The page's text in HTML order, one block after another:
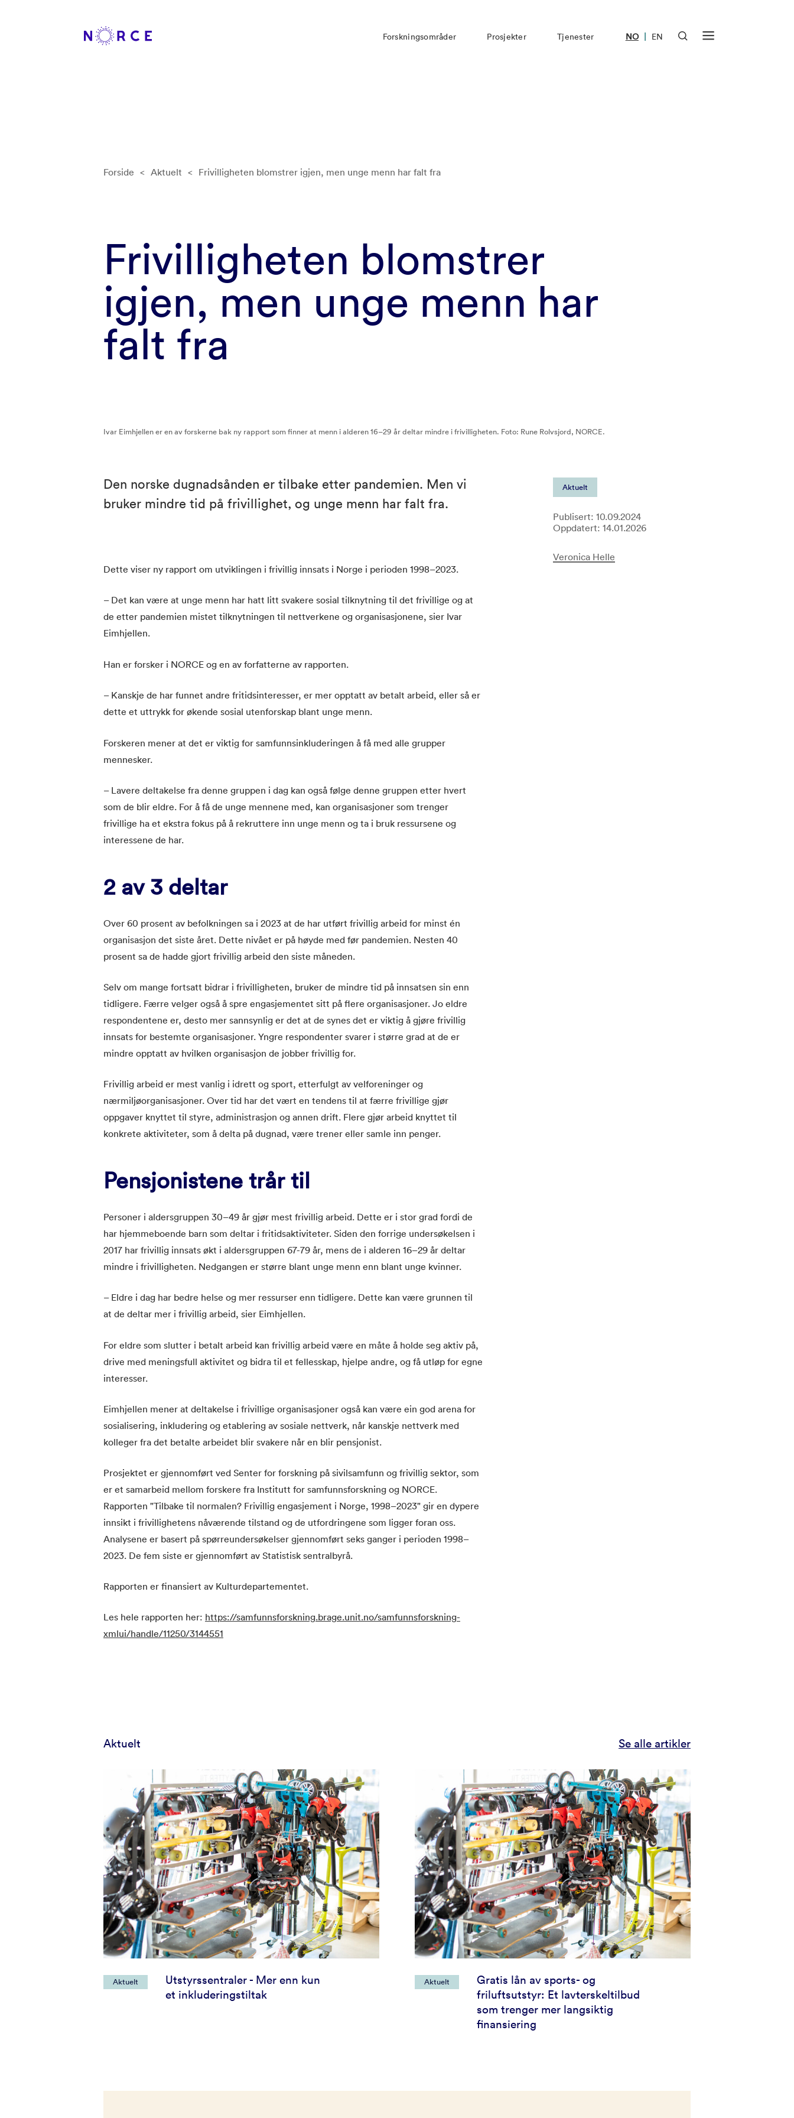
Forskningsområder Prosjekter Tjenester NO | EN
Forside < Aktuelt < Frivilligheten blomstrer igjen, men unge menn har falt fra
Frivilligheten blomstrer
igjen, men unge menn har
falt fra
Ivar Eimhjellen er en av forskerne bak ny rapport som finner at menn i alderen 16–29 år deltar mindre i frivilligheten. Foto: Rune Rolvsjord, NORCE.
Aktuelt
Publisert: 10.09.2024
Oppdatert: 14.01.2026
Veronica Helle
Den norske dugnadsånden er tilbake etter pandemien. Men vi
bruker mindre tid på frivillighet, og unge menn har falt fra.
Dette viser ny rapport om utviklingen i frivillig innsats i Norge i perioden 1998–2023.
– Det kan være at unge menn har hatt litt svakere sosial tilknytning til det frivillige og at
de etter pandemien mistet tilknytningen til nettverkene og organisasjonene, sier Ivar
Eimhjellen.
Han er forsker i NORCE og en av forfatterne av rapporten.
– Kanskje de har funnet andre fritidsinteresser, er mer opptatt av betalt arbeid, eller så er
dette et uttrykk for økende sosial utenforskap blant unge menn.
Forskeren mener at det er viktig for samfunnsinkluderingen å få med alle grupper
mennesker.
– Lavere deltakelse fra denne gruppen i dag kan også følge denne gruppen etter hvert
som de blir eldre. For å få de unge mennene med, kan organisasjoner som trenger
frivillige ha et ekstra fokus på å rekruttere inn unge menn og ta i bruk ressursene og
interessene de har.
2 av 3 deltar
Over 60 prosent av befolkningen sa i 2023 at de har utført frivillig arbeid for minst én
organisasjon det siste året. Dette nivået er på høyde med før pandemien. Nesten 40
prosent sa de hadde gjort frivillig arbeid den siste måneden.
Selv om mange fortsatt bidrar i frivilligheten, bruker de mindre tid på innsatsen sin enn
tidligere. Færre velger også å spre engasjementet sitt på flere organisasjoner. Jo eldre
respondentene er, desto mer sannsynlig er det at de synes det er viktig å gjøre frivillig
innsats for bestemte organisasjoner. Yngre respondenter svarer i større grad at de er
mindre opptatt av hvilken organisasjon de jobber frivillig for.
Frivillig arbeid er mest vanlig i idrett og sport, etterfulgt av velforeninger og
nærmiljøorganisasjoner. Over tid har det vært en tendens til at færre frivillige gjør
oppgaver knyttet til styre, administrasjon og annen drift. Flere gjør arbeid knyttet til
konkrete aktiviteter, som å delta på dugnad, være trener eller samle inn penger.
Pensjonistene trår til
Personer i aldersgruppen 30–49 år gjør mest frivillig arbeid. Dette er i stor grad fordi de
har hjemmeboende barn som deltar i fritidsaktiviteter. Siden den forrige undersøkelsen i
2017 har frivillig innsats økt i aldersgruppen 67-79 år, mens de i alderen 16–29 år deltar
mindre i frivilligheten. Nedgangen er større blant unge menn enn blant unge kvinner.
– Eldre i dag har bedre helse og mer ressurser enn tidligere. Dette kan være grunnen til
at de deltar mer i frivillig arbeid, sier Eimhjellen.
For eldre som slutter i betalt arbeid kan frivillig arbeid være en måte å holde seg aktiv på,
drive med meningsfull aktivitet og bidra til et fellesskap, hjelpe andre, og få utløp for egne
interesser.
Eimhjellen mener at deltakelse i frivillige organisasjoner også kan være ein god arena for
sosialisering, inkludering og etablering av sosiale nettverk, når kanskje nettverk med
kolleger fra det betalte arbeidet blir svakere når en blir pensjonist.
Prosjektet er gjennomført ved Senter for forskning på sivilsamfunn og frivillig sektor, som
er et samarbeid mellom forskere fra Institutt for samfunnsforskning og NORCE.
Rapporten "Tilbake til normalen? Frivillig engasjement i Norge, 1998–2023" gir en dypere
innsikt i frivillighetens nåværende tilstand og de utfordringene som ligger foran oss.
Analysene er basert på spørreundersøkelser gjennomført seks ganger i perioden 1998–
2023. De fem siste er gjennomført av Statistisk sentralbyrå.
Rapporten er finansiert av Kulturdepartementet.
Les hele rapporten her: https://samfunnsforskning.brage.unit.no/samfunnsforskning-
xmlui/handle/11250/3144551
Aktuelt Se alle artikler
Aktuelt
Utstyrssentraler - Mer enn kun
et inkluderingstiltak
Aktuelt
Gratis lån av sports- og
friluftsutstyr: Et lavterskeltilbud
som trenger mer langsiktig
finansiering